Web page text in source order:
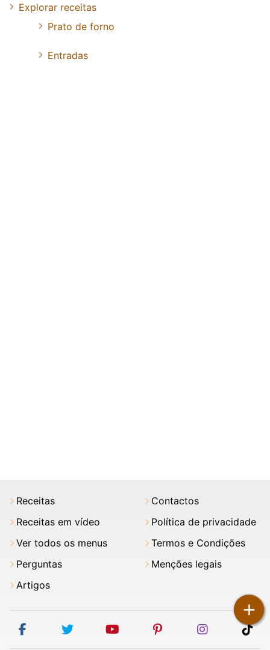
+
Explorar receitas
Prato de forno
Entradas
Receitas
Receitas em vídeo
Ver todos os menus
Perguntas
Artigos
Contactos
Política de privacidade
Termos e Condições
Menções legais
facebooktwitter youtubepinterestinstagram